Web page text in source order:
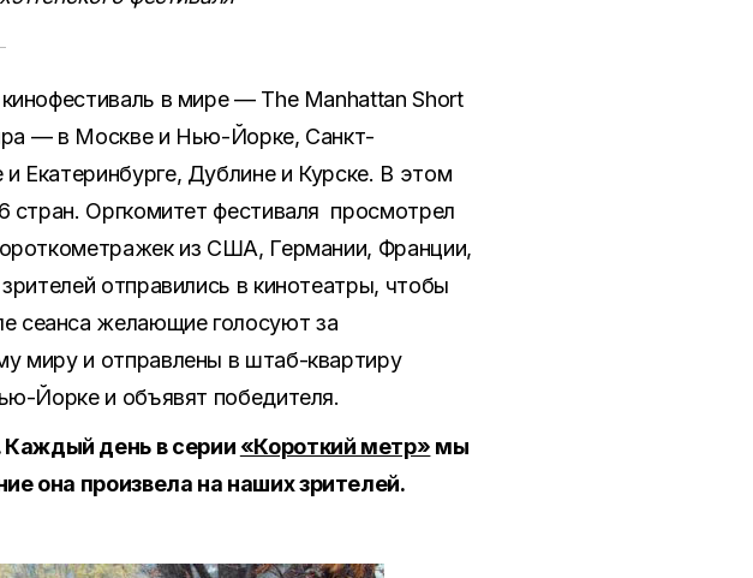
в мире — The Manhattan Short
— в Москве и Нью-Йорке, Санкт-
Екатеринбурге, Дублине и Курске. В этом
стран. Оргкомитет фестиваля просмотрел
из США, Германии, Франции,
отправились в кинотеатры, чтобы
сеанса желающие голосуют за
миру и отправлены в штаб-квартиру
Йорке и объявят победителя.
день в серии «Короткий метр» мы
она произвела на наших зрителей.